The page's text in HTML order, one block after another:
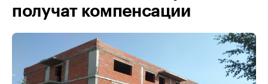
получат компенсации